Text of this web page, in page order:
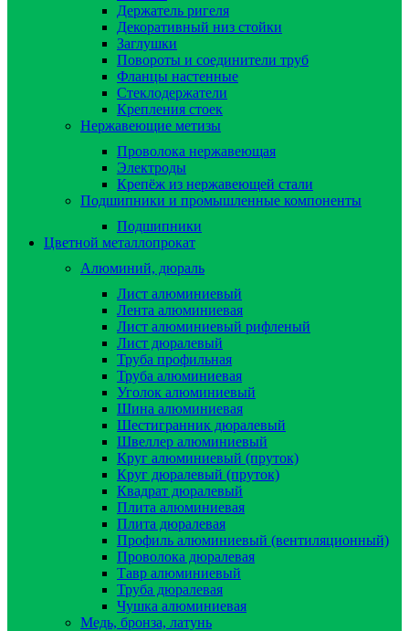
Держатель ригеля
Декоративный низ стойки
Заглушки
Повороты и соединители труб
Фланцы настенные
Стеклодержатели
Крепления стоек
Нержавеющие метизы
Проволока нержавеющая
Электроды
Крепёж из нержавеющей стали
Подшипники и промышленные компоненты
Подшипники
Цветной металлопрокат
Алюминий, дюраль
Лист алюминиевый
Лента алюминиевая
Лист алюминиевый рифленый
Лист дюралевый
Труба профильная
Труба алюминиевая
Уголок алюминиевый
Шина алюминиевая
Шестигранник дюралевый
Швеллер алюминиевый
Круг алюминиевый (пруток)
Круг дюралевый (пруток)
Квадрат дюралевый
Плита алюминиевая
Плита дюралевая
Профиль алюминиевый (вентиляционный)
Проволока дюралевая
Тавр алюминиевый
Труба дюралевая
Чушка алюминиевая
Медь, бронза, латунь